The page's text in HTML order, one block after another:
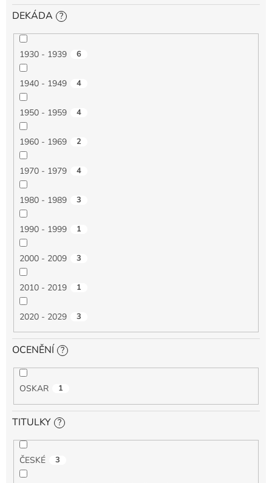
DEKÁDA ?
1930 - 1939 6
1940 - 1949 4
1950 - 1959 4
1960 - 1969 2
1970 - 1979 4
1980 - 1989 3
1990 - 1999 1
2000 - 2009 3
2010 - 2019 1
2020 - 2029 3
OCENĚNÍ ?
OSKAR 1
TITULKY ?
ČESKÉ 3